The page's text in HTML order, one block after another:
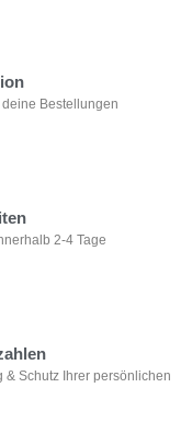
Bestellungen
2-4 Tage
Schutz Ihrer persönlichen